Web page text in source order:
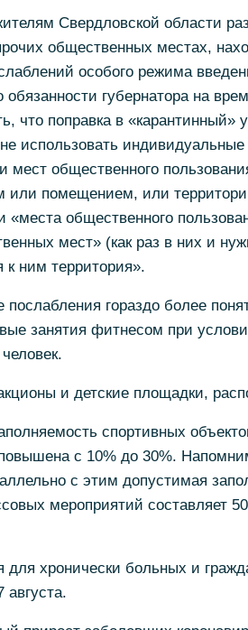
Свердловской области
общественных местах,
особого режима
губернатора на
что поправка в
использовать
мест общественного
или помещением, или
«места общественного
мест» (как раз в них и
ним территория».
послабления гораздо более
занятия фитнесом при
и детские площадки,
спортивных
с 10% до 30%.
с этим допустимая
мероприятий составляет
для хронически больных и